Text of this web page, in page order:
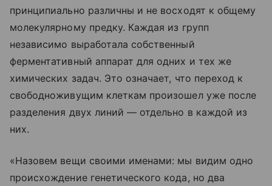
принципиально различны и не восходят к общему
молекулярному предку. Каждая из групп
независимо выработала собственный
ферментативный аппарат для одних и тех же
химических задач. Это означает, что переход к
свободноживущим клеткам произошел уже после
разделения двух линий — отдельно в каждой из
них.
«Назовем вещи своими именами: мы видим одно
происхождение генетического кода, но два